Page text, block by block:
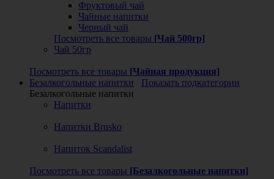
Фруктовый чай
Чайные напитки
Черный чай
Посмотреть все товары [Чай 500гр]
Чай 50гр
Посмотреть все товары [Чайная продукция]
Безалкогольные напитки
Показать подкатегории
Безалкогольные напитки
Напитки
Напитки Brusko
Напиток Scandalist
Посмотреть все товары [Безалкогольные напитки]